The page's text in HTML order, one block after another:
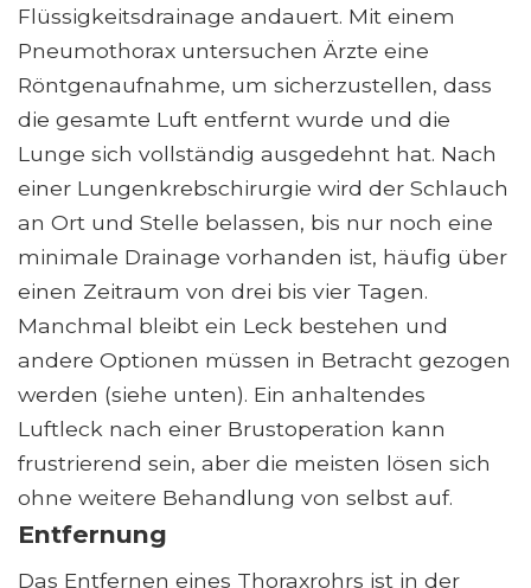
Flüssigkeitsdrainage andauert. Mit einem
Pneumothorax untersuchen Ärzte eine
Röntgenaufnahme, um sicherzustellen, dass
die gesamte Luft entfernt wurde und die
Lunge sich vollständig ausgedehnt hat. Nach
einer Lungenkrebschirurgie wird der Schlauch
an Ort und Stelle belassen, bis nur noch eine
minimale Drainage vorhanden ist, häufig über
einen Zeitraum von drei bis vier Tagen.
Manchmal bleibt ein Leck bestehen und
andere Optionen müssen in Betracht gezogen
werden (siehe unten). Ein anhaltendes
Luftleck nach einer Brustoperation kann
frustrierend sein, aber die meisten lösen sich
ohne weitere Behandlung von selbst auf.
Entfernung
Das Entfernen eines Thoraxrohrs ist in der